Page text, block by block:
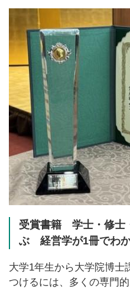
受賞書籍 学士・修士
ぶ 経営学が1冊でわ
大学1年生から大学院博士
つけるには、多くの専門